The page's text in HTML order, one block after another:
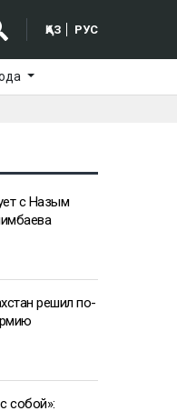
ҚАЗ РУС
с Назым
решил по-
собой»: